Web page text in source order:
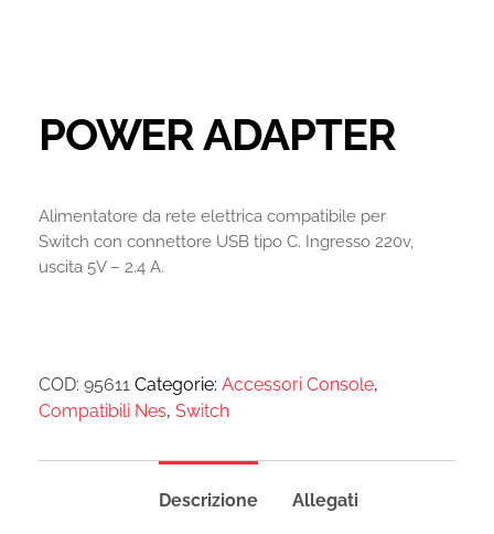
POWER ADAPTER
Alimentatore da rete elettrica compatibile per
Switch con connettore USB tipo C. Ingresso 220v,
uscita 5V – 2.4 A.
COD: 95611 Categorie: Accessori Console,
Compatibili Nes, Switch
Descrizione Allegati